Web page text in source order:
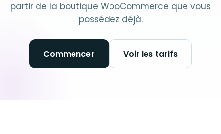
partir de la boutique WooCommerce que vous
possédez déjà.
Commencer Voir les tarifs